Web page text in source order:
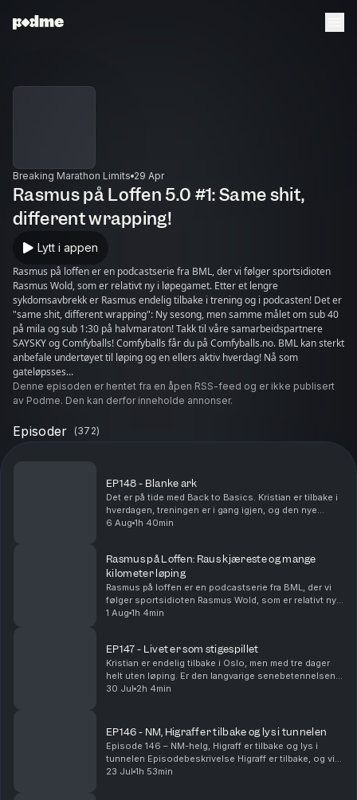
Breaking Marathon Limits 29 Apr
Rasmus på Loffen 5.0 #1: Same shit,
different wrapping!
Lytt i appen
Rasmus på loffen er en podcastserie fra BML, der vi følger sportsidioten
Rasmus Wold, som er relativt ny i løpegamet. Etter et lengre
sykdomsavbrekk er Rasmus endelig tilbake i trening og i podcasten! Det er
"same shit, different wrapping": Ny sesong, men samme målet om sub 40
på mila og sub 1:30 på halvmaraton! Takk til våre samarbeidspartnere
SAYSKY og Comfyballs! Comfyballs får du på Comfyballs.no. BML kan sterkt
anbefale undertøyet til løping og en ellers aktiv hverdag! Nå som
gateløpsses...
Denne episoden er hentet fra en åpen RSS-feed og er ikke publisert
av Podme. Den kan derfor inneholde annonser.
Episoder (372)
EP148 - Blanke ark
Det er på tide med Back to Basics. Kristian er tilbake i
hverdagen, treningen er i gang igjen, og den nye
Woodway-mølla er endelig på plass. Vi snakker om
6 Aug 1h 40min
Rasmus på Loffen: Raus kjæreste og mange
kilometer løping
Rasmus på loffen er en podcastserie fra BML, der vi
følger sportsidioten Rasmus Wold, som er relativt ny i
løpegamet. I denne episoden diskuterer gutta noen
1 Aug 1h 4min
EP147 - Livet er som stigespillet
Kristian er endelig tilbake i Oslo, men med tre dager
helt uten løping. Er den langvarige senebetennelsen
endelig på vei ut? Vi snakker om tålmodighet, skader,
30 Jul 2h 4min
EP146 - NM, Higraff er tilbake og lys i tunnelen
Episode 146 – NM-helg, Higraff er tilbake og lys i
tunnelen Episodebeskrivelse Higraff er tilbake, og vi
er klare med en ny episode! Kristian tilbringer enda en
23 Jul 1h 53min